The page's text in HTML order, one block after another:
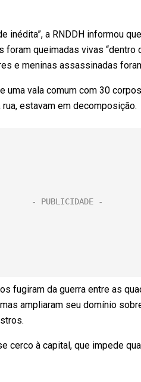
inédita”, a RNDDH informou
queimadas vivas “dentro
e meninas assassinadas
uma vala comum com 30
estavam em decomposição.
fugiram da guerra entre as
ampliaram seu domínio
cerco à capital, que impede